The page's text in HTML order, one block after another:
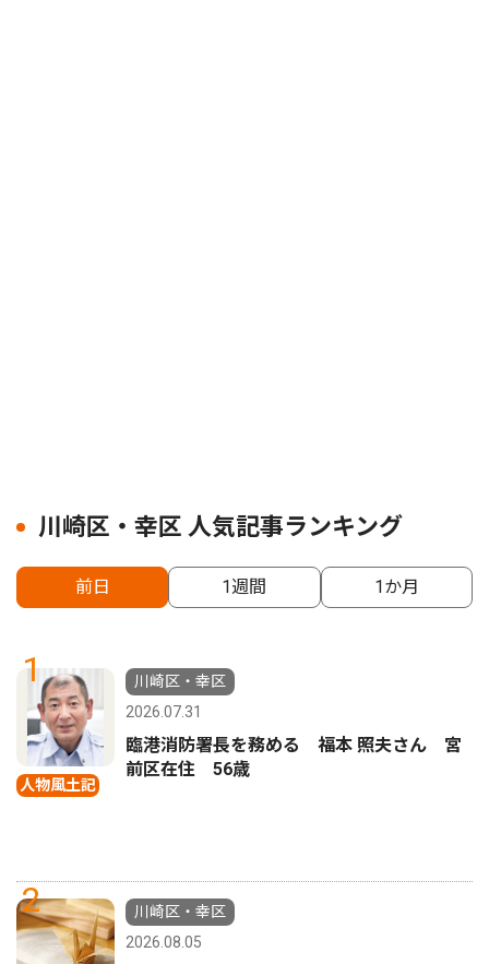
川崎区・幸区 人気記事ランキング
前日 1週間 1か月
1
人物風土記
川崎区・幸区
2026.07.31
臨港消防署長を務める 福本 照夫さん 宮
前区在住 56歳
2
川崎区・幸区
2026.08.05